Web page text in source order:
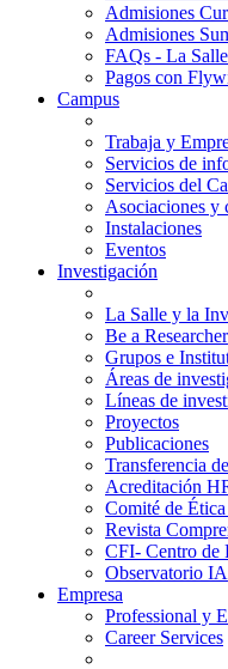
Admisiones
Admisiones
FAQs - La
Pagos con
Campus
Trabaja y
Servicios de
Servicios del
Asociaciones y
Instalaciones
Eventos
Investigación
La Salle y la
Be a Researcher
Grupos e
Áreas de
Líneas de
Proyectos
Publicaciones
Transferencia
Acreditación
Comité de
Revista
CFI- Centro de
Observatorio IA
Empresa
Professional y
Career Services